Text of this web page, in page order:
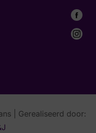
| Gerealiseerd door: